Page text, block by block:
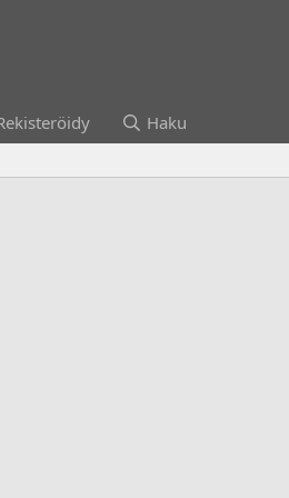
Haku